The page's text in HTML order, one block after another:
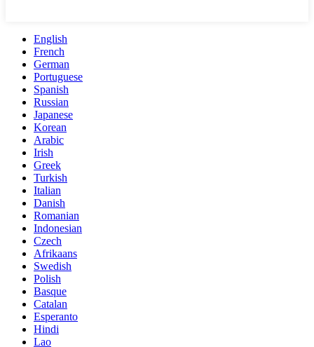
English
French
German
Portuguese
Spanish
Russian
Japanese
Korean
Arabic
Irish
Greek
Turkish
Italian
Danish
Romanian
Indonesian
Czech
Afrikaans
Swedish
Polish
Basque
Catalan
Esperanto
Hindi
Lao